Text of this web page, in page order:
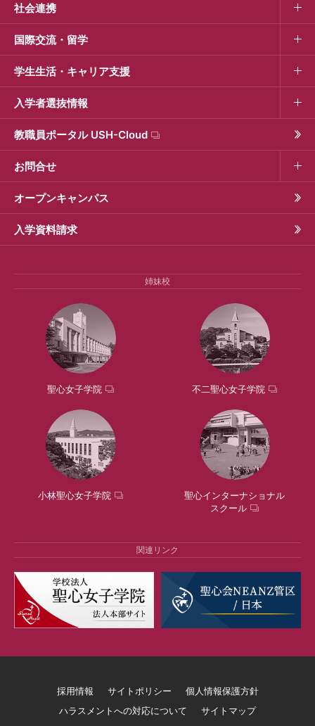
社会連携
国際交流・留学
学生生活・キャリア支援
入学者選抜情報
教職員ポータル USH-Cloud
お問合せ
オープンキャンパス
入学資料請求
姉妹校
聖心女子学院 不二聖心女子学院
小林聖心女子学院
聖心インターナショナル
スクール
関連リンク
採用情報 サイトポリシー
個人情報保護方針
ハラスメントへの対応について
サイトマップ